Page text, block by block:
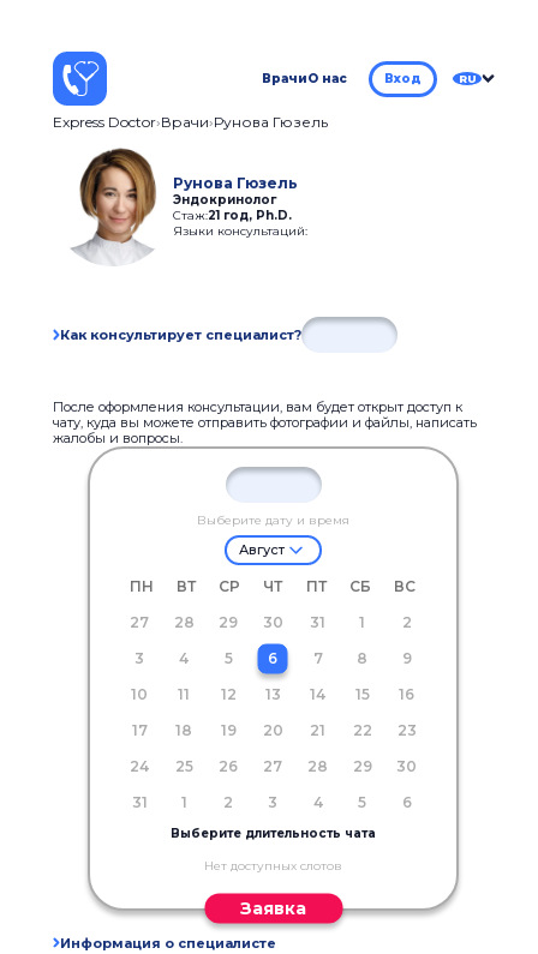
ВрачиО нас Вход RU
Express Doctor Врачи Рунова Гюзель
Рунова Гюзель
Эндокринолог
Стаж:21 год, Ph.D.
Языки консультаций:
Как консультирует специалист?
После оформления консультации, вам будет открыт доступ к
чату, куда вы можете отправить фотографии и файлы, написать
жалобы и вопросы.
Выберите дату и время
Август
ПН ВТ СР ЧТ ПТ СБ
ВС
27
28 29 30 31 1
2
3
4 5 6 7 8
9
10
11 12 13 14 15
16
17
18 19 20 21 22
23
24
25 26 27 28 29
30
31
1 2 3 4 5 6
Выберите длительность чата
Нет доступных слотов
Заявка
Информация о специалисте